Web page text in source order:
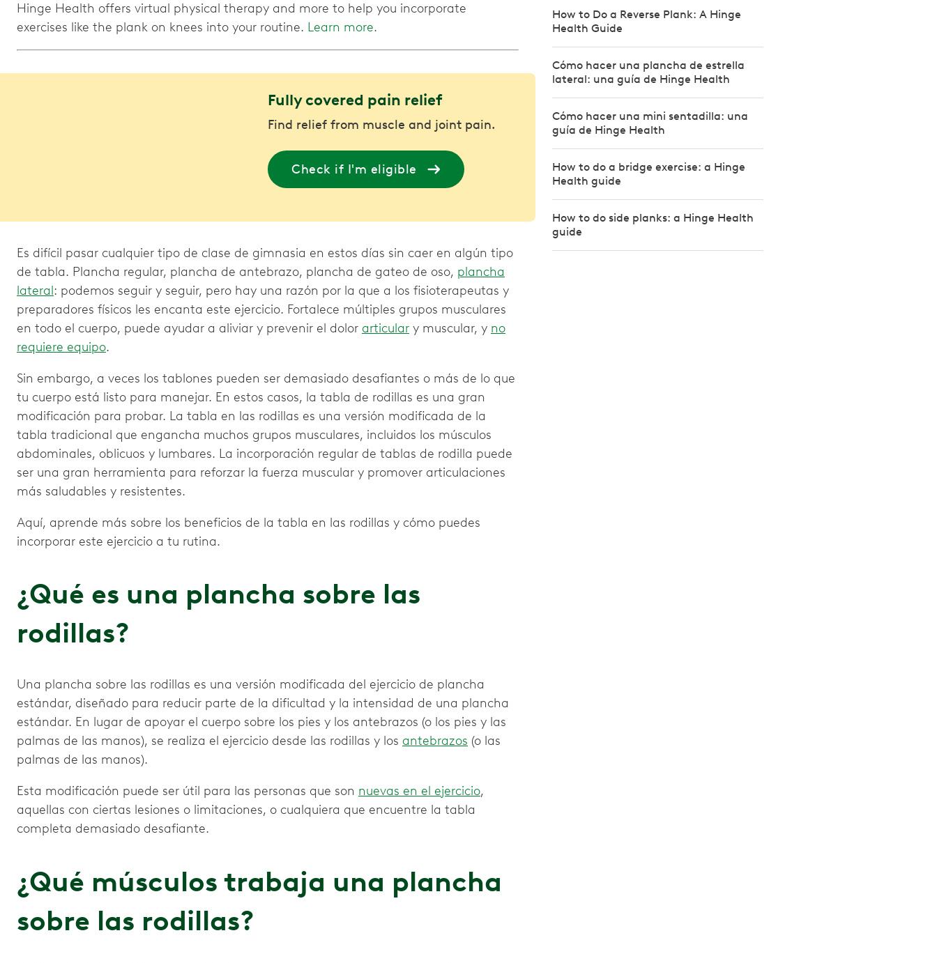
Hinge Health offers virtual physical therapy and more to help you incorporate
exercises like the plank on knees into your routine. Learn more.
Fully covered pain relief
Find relief from muscle and joint pain.
Check if I'm eligible
Es difícil pasar cualquier tipo de clase de gimnasia en estos días sin caer en algún tipo
de tabla. Plancha regular, plancha de antebrazo, plancha de gateo de oso, plancha
lateral: podemos seguir y seguir, pero hay una razón por la que a los fisioterapeutas y
preparadores físicos les encanta este ejercicio. Fortalece múltiples grupos musculares
en todo el cuerpo, puede ayudar a aliviar y prevenir el dolor articular y muscular, y no
requiere equipo.
Sin embargo, a veces los tablones pueden ser demasiado desafiantes o más de lo que
tu cuerpo está listo para manejar. En estos casos, la tabla de rodillas es una gran
modificación para probar. La tabla en las rodillas es una versión modificada de la
tabla tradicional que engancha muchos grupos musculares, incluidos los músculos
abdominales, oblicuos y lumbares. La incorporación regular de tablas de rodilla puede
ser una gran herramienta para reforzar la fuerza muscular y promover articulaciones
más saludables y resistentes.
Aquí, aprende más sobre los beneficios de la tabla en las rodillas y cómo puedes
incorporar este ejercicio a tu rutina.
¿Qué es una plancha sobre las
rodillas?
Una plancha sobre las rodillas es una versión modificada del ejercicio de plancha
estándar, diseñado para reducir parte de la dificultad y la intensidad de una plancha
estándar. En lugar de apoyar el cuerpo sobre los pies y los antebrazos (o los pies y las
palmas de las manos), se realiza el ejercicio desde las rodillas y los antebrazos (o las
palmas de las manos).
Esta modificación puede ser útil para las personas que son nuevas en el ejercicio,
aquellas con ciertas lesiones o limitaciones, o cualquiera que encuentre la tabla
completa demasiado desafiante.
¿Qué músculos trabaja una plancha
sobre las rodillas?
How to Do a Reverse Plank: A Hinge
Health Guide
Cómo hacer una plancha de estrella
lateral: una guía de Hinge Health
Cómo hacer una mini sentadilla: una
guía de Hinge Health
How to do a bridge exercise: a Hinge
Health guide
How to do side planks: a Hinge Health
guide